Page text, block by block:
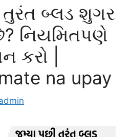
બ્લડ શુગર
નિયમિતપણે
કરો |
na upay